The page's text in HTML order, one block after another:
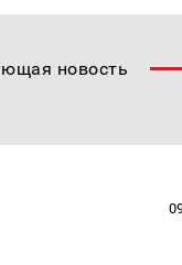
новость